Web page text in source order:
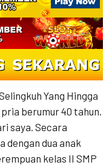
Yang Hingga
berumur 40 tahun.
saya. Secara
dengan dua anak
kelas II SMP